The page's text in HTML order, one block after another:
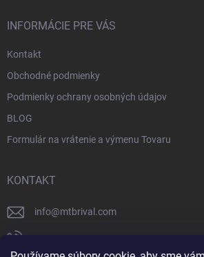
INFORMÁCIE PRE VÁS
Kontakt
Obchodné podmienky
Podmienky ochrany osobných údajov
BLOG
Formulár na vrátenie a výmenu Tovaru
KONTAKT
info@mtbrival.com